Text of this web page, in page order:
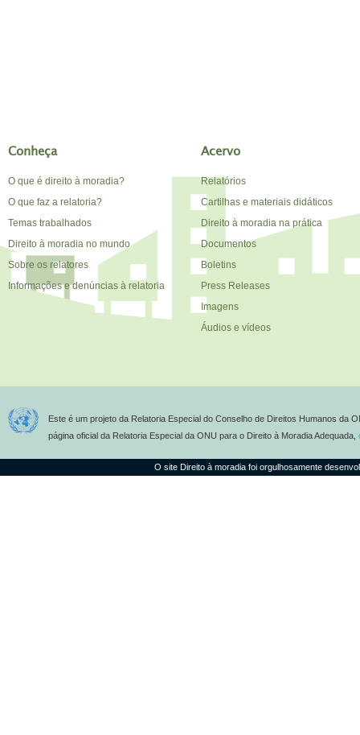
Conheça
O que é direito à moradia?
O que faz a relatoria?
Temas trabalhados
Direito à moradia no mundo
Sobre os relatores
Informações e denúncias à relatoria
Acervo
Relatórios
Cartilhas e materiais didáticos
Direito à moradia na prática
Documentos
Boletins
Press Releases
Imagens
Áudios e vídeos
Este é um projeto da Relatoria Especial do Conselho de Direitos Humanos da
página oficial da Relatoria Especial da ONU para o Direito à Moradia Adequada,
O site Direito à moradia foi orgulhosamente